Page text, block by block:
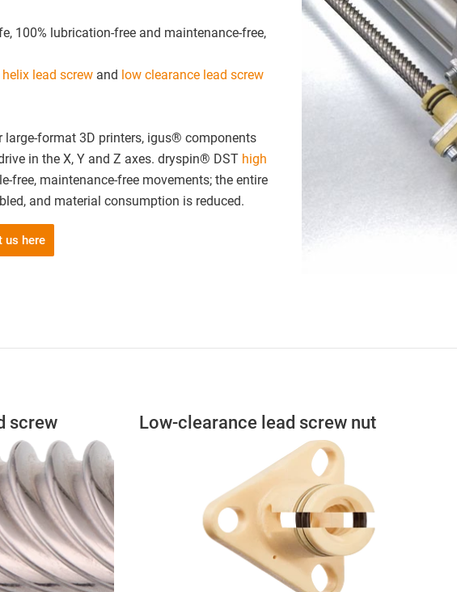
100% lubrication-free and maintenance-free,
lead screw and low clearance lead screw
large-format 3D printers, igus® components
in the X, Y and Z axes. dryspin® DST high
free, maintenance-free movements; the entire
and material consumption is reduced.
us here
screw Low-clearance lead screw nut